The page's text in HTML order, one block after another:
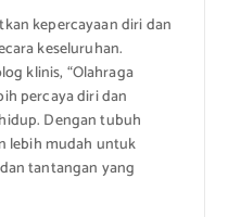
kepercayaan diri dan
keseluruhan.
klinis, “Olahraga
percaya diri dan
Dengan tubuh
lebih mudah untuk
tantangan yang